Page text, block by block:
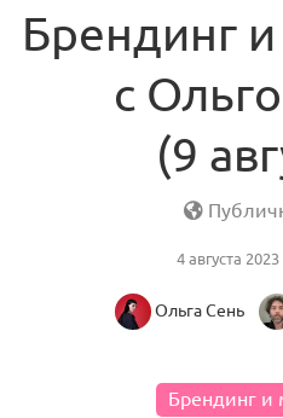
Брендинг
с
(9
4 августа 2023
Ольга Сень
Брендинг и